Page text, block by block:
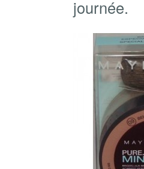
journée.